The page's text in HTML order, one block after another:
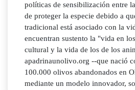
políticas de sensibilización entre
de proteger la especie debido a
tradicional está asociado con la
encuentran sustento la "vida en
cultural y la vida de los de los
apadrinaunolivo.org --que nació
100.000 olivos abandonados en
mediante un modelo innovador,